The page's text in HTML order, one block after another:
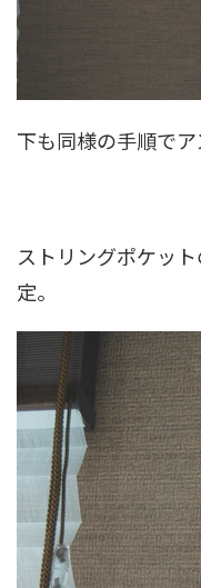
下も同様の手順でア
ストリングポケッ
定。